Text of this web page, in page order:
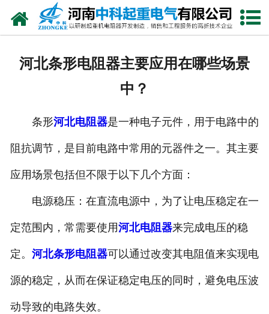
网站首页
公司风采
联系我们
河北条形电阻器主要应用在哪些场景
中？
条形河北电阻器是一种电子元件，用于电路中的
阻抗调节，是目前电路中常用的元器件之一。其主要
应用场景包括但不限于以下几个方面：
电源稳压：在直流电源中，为了让电压稳定在一
定范围内，常需要使用河北电阻器来完成电压的稳
定。 河北条形电阻器可以通过改变其电阻值来实现电
源的稳定，从而在保证稳定电压的同时，避免电压波
动导致的电路失效。